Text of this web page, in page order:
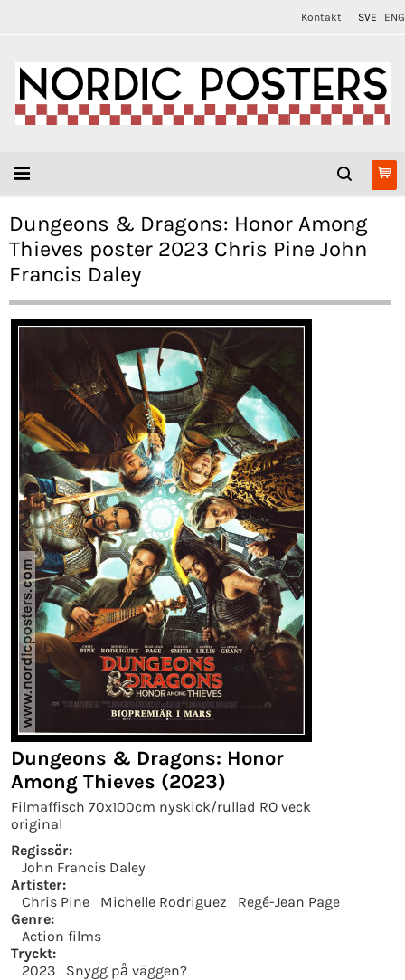
Kontakt SVE ENG
Dungeons & Dragons: Honor Among
Thieves poster 2023 Chris Pine John
Francis Daley
Dungeons & Dragons: Honor
Among Thieves (2023)
Filmaffisch 70x100cm nyskick/rullad RO veck
original
Regissör:
John Francis Daley
Artister:
Chris Pine
Michelle Rodriguez
Regé-Jean Page
Genre:
Action films
Tryckt:
2023
Snygg på väggen?